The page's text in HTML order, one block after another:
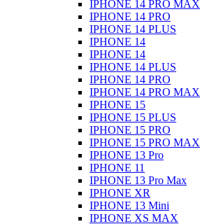
IPHONE 14 PRO MAX
IPHONE 14 PRO
IPHONE 14 PLUS
IPHONE 14
IPHONE 14
IPHONE 14 PLUS
IPHONE 14 PRO
IPHONE 14 PRO MAX
IPHONE 15
IPHONE 15 PLUS
IPHONE 15 PRO
IPHONE 15 PRO MAX
IPHONE 13 Pro
IPHONE 11
IPHONE 13 Pro Max
IPHONE XR
IPHONE 13 Mini
IPHONE XS MAX